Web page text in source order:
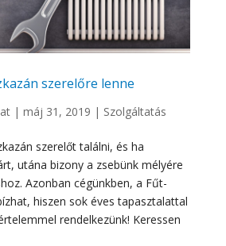
szerelőre lenne
| máj 31, 2019 | Szolgáltatás
szerelőt találni, és ha
utána bizony a zsebünk mélyére
Azonban cégünkben, a Fűt-
hiszen sok éves tapasztalattal
rendelkezünk! Keressen